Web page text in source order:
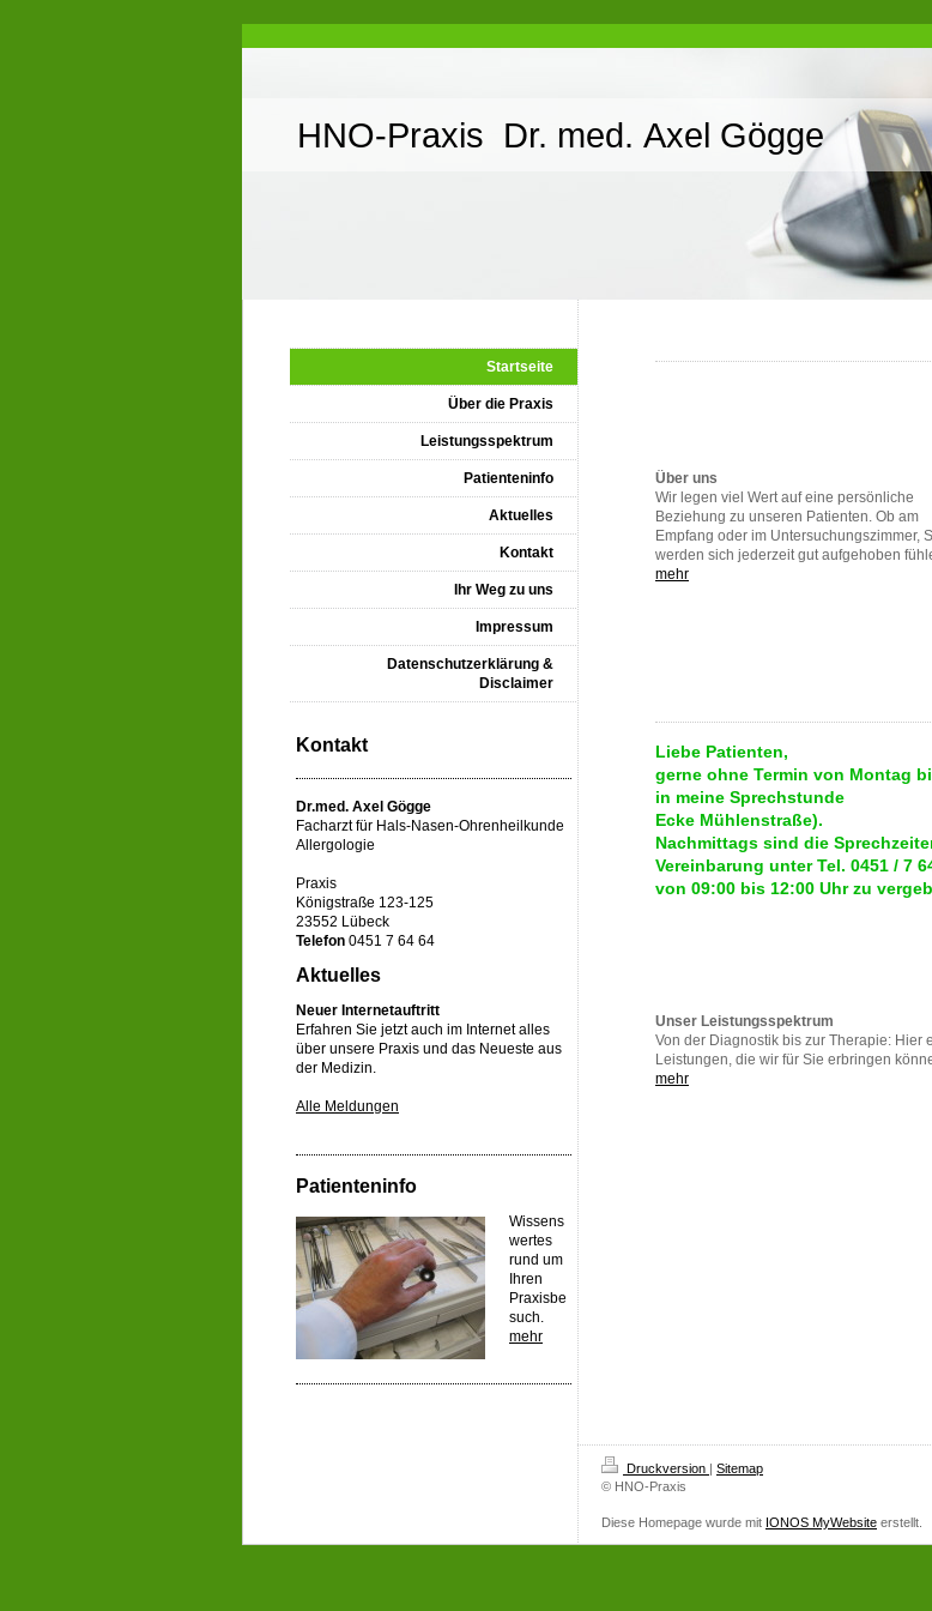
HNO-Praxis Dr. med. Axel Gögge
Über uns
Wir legen viel Wert auf eine persönliche
Beziehung zu unseren Patienten. Ob am
Empfang oder im Untersuchungszimmer,
werden sich jederzeit gut aufgehoben
mehr
Liebe
gerne ohne Termin von
in meine Sprechstunde in
Ecke
Nachmittags sind die
Vereinbarung unter
von 09:00 bis
Unser Leistungsspektrum
Von der Diagnostik bis zur Therapie: Hier
Leistungen, die wir für Sie erbringen
mehr
Startseite
Über die Praxis
Leistungsspektrum
Patienteninfo
Aktuelles
Kontakt
Ihr Weg zu uns
Impressum
Datenschutzerklärung &
Disclaimer
Kontakt
Dr.med. Axel Gögge
Facharzt für Hals-Nasen-Ohrenheilkunde
Allergologie
Praxis
Königstraße 123-125
23552 Lübeck
Telefon 0451 7 64 64
Aktuelles
Neuer Internetauftritt
Erfahren Sie jetzt auch im Internet alles
über unsere Praxis und das Neueste aus
der Medizin.
Alle Meldungen
Patienteninfo
Wissens
wertes
rund um
Ihren
Praxisbe
such.
mehr
Druckversion | Sitemap
© HNO-Praxis
Diese Homepage wurde mit IONOS MyWebsite erstellt.